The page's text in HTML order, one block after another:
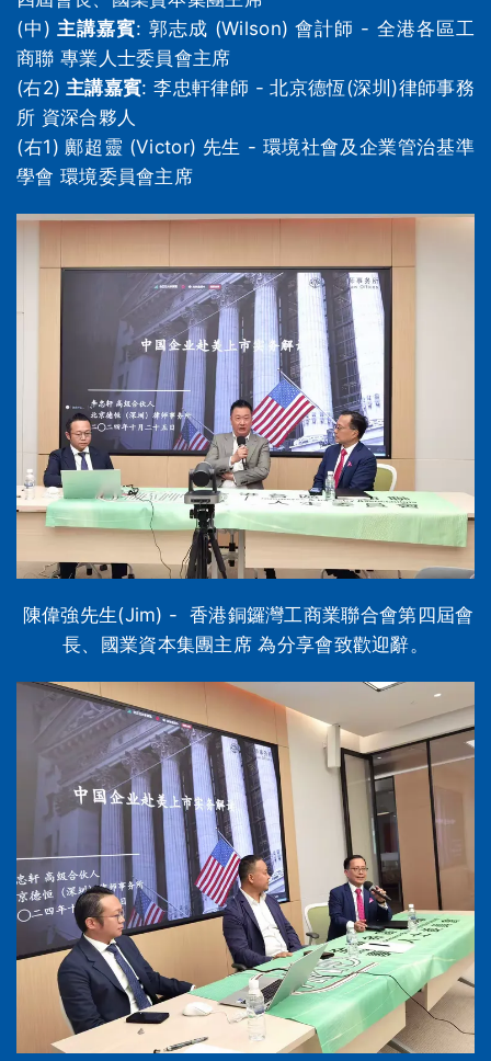
(中)主講嘉賓: 郭志成 (Wilson) 會計師 - 全港各區工
商聯 專業人士委員會主席
(右2) 主講嘉賓: 李忠軒律師 - 北京德恆(深圳)律師事務
所 資深合夥人
(右1) 鄺超靈 (Victor) 先生 - 環境社會及企業管治基準
學會 環境委員會主席
陳偉強先生(Jim) - 香港銅鑼灣工商業聯合會第四屆會
長、國業資本集團主席 為分享會致歡迎辭。